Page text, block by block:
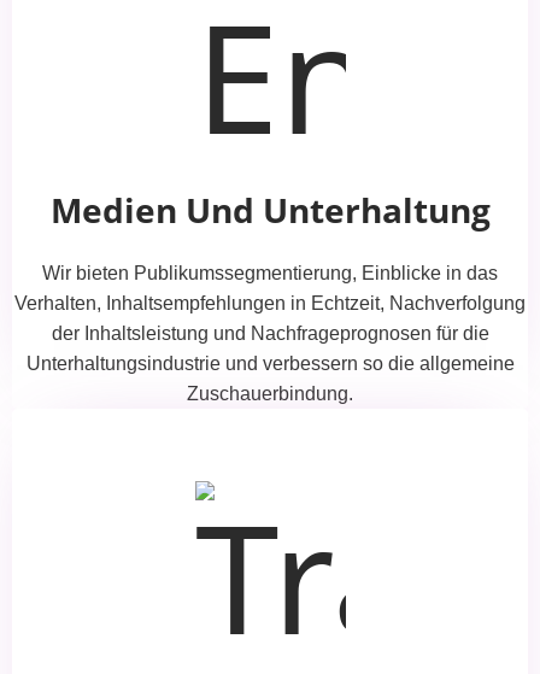
Medien Und Unterhaltung
Wir bieten Publikumssegmentierung, Einblicke in das
Verhalten, Inhaltsempfehlungen in Echtzeit, Nachverfolgung
der Inhaltsleistung und Nachfrageprognosen für die
Unterhaltungsindustrie und verbessern so die allgemeine
Zuschauerbindung.